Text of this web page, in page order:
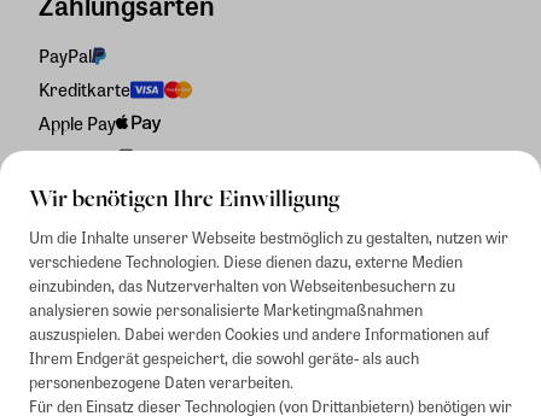
Wir benötigen Ihre Einwilligung
Um die Inhalte unserer Webseite bestmöglich zu gestalten, nutzen wir
verschiedene Technologien. Diese dienen dazu, externe Medien
einzubinden, das Nutzerverhalten von Webseitenbesuchern zu
analysieren sowie personalisierte Marketingmaßnahmen
auszuspielen. Dabei werden Cookies und andere Informationen auf
Ihrem Endgerät gespeichert, die sowohl geräte- als auch
personenbezogene Daten verarbeiten.
Für den Einsatz dieser Technologien (von Drittanbietern) benötigen wir
PayPal
Kreditkarte
Apple Pay
Rechnung